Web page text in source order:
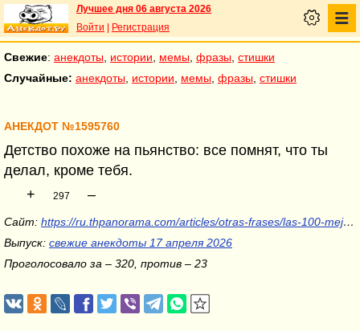
Лучшее дня 06 августа 2026
Войти
Регистрация
Свежие: анекдоты истории мемы фразы стишки
Случайные: анекдоты истории мемы фразы стишки
АНЕКДОТ №1595760
Детство похоже на пьянство: все помнят, что ты
делал, кроме тебя.
+
297 –
Сайт: https://ru.thpanorama.com/articles/otras-frases/las-100-mejores-frases-de-la-infancia-y-niez.html
Выпуск: свежие анекдоты 17 апреля 2026
Проголосовало за – 320, против – 23